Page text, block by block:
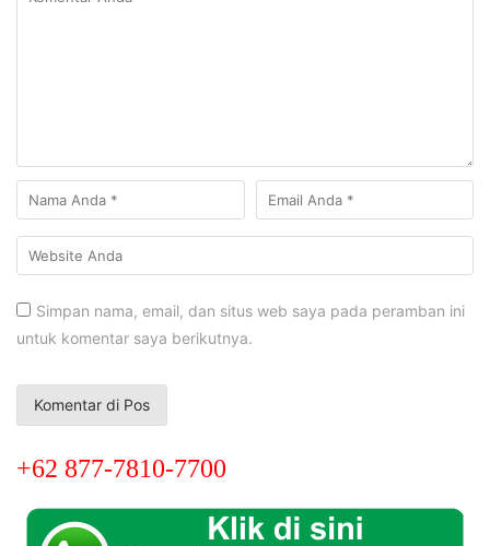
Simpan nama, email, dan situs web saya pada peramban ini
untuk komentar saya berikutnya.
+62 877-7810-7700